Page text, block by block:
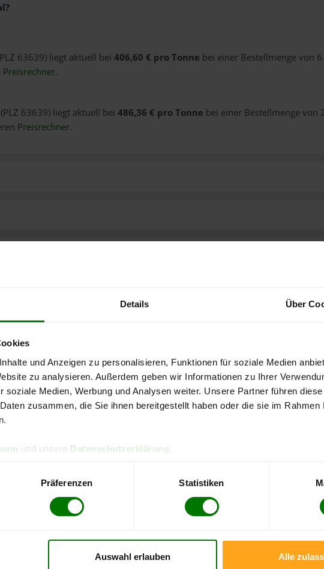
Details Über
und Anzeigen zu personalisieren, Funktionen für soziale Medien
zu analysieren. Außerdem geben wir Informationen zu Ihrer
soziale Medien, Werbung und Analysen weiter. Unsere Partner führen
zusammen, die Sie ihnen bereitgestellt haben oder die sie im Rahmen
und unsere Datenschutzerklärung
Präferenzen Statistiken
Auswahl erlauben Alle
63639) liegt aktuell bei 406,60 € pro Tonne bei einer Bestellmenge von
Preisrechner.
63639) liegt aktuell bei 486,36 € pro Tonne bei einer Bestellmenge von
Preisrechner.
kostenlose
direkt online bestellen
aktuellen Stand